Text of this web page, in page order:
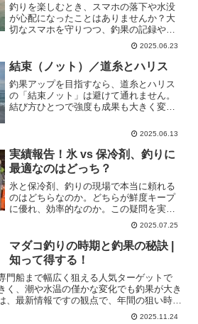
釣りを楽しむとき、スマホの落下や水没
が心配になったことはありませんか？大
切なスマホを守りつつ、釣果の記録や写
真撮影も楽しみたい方へ。本記事では、
釣り場でのスマホ落下防止対策から、便
利なアイテムやおすすめのケース選び方
まで徹底解説。実際の使用...
2025.06.23
結束（ノット）／道糸とハリス
釣果アップを目指すなら、道糸とハリス
の「結束ノット」は避けて通れません。
結び方ひとつで強度も成果も大きく変わ
追い求めています。この記事では、道糸
そして直結の極意まで徹底...
2025.06.13
実績報告！氷 vs 保冷剤、釣りに
最適なのはどっち？
氷と保冷剤、釣りの現場で本当に頼れる
のはどちらなのか。どちらが鮮度キープ
に優れ、効率的なのか。この疑問を実際
の釣り経験や実証データとともに徹底解
説します。釣果アップに直結する冷却術
や、ダイソー保冷剤のリアルなレビュ
ー、クーラーボックスの賢い...
2025.07.25
マダコ釣りの時期と釣果の秘訣 |
知って得する！
門船まで幅広く狙える人気ターゲットで
く、潮や水温の僅かな変化でも釣果が大き
、最新情報ですの観点で、年間の狙い時、
潮回りや水温の目安、釣り方別の戦...2025.11.24